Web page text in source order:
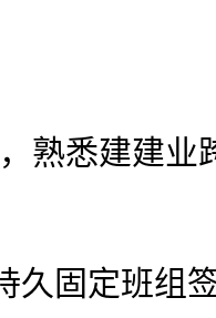
悉建建业
固定班组